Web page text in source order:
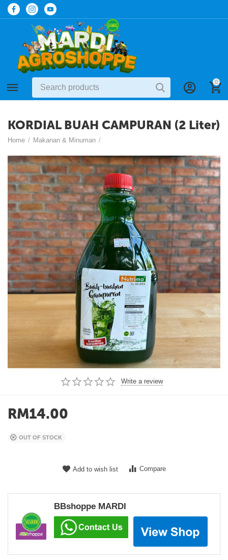
0
KORDIAL BUAH CAMPURAN (2 Liter)
Home / Makanan & Minuman /
Write a review
RM14.00
OUT OF STOCK
Add to wish list Compare
BBshoppe MARDI